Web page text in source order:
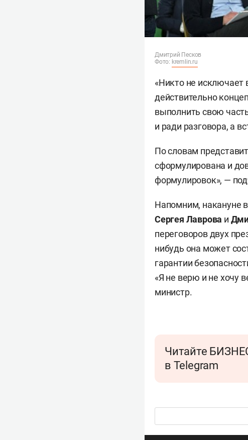
Дмитрий Песков
Фото: kremlin.ru
«Никто не исключает
действительно
выполнить свою
и ради разговора, а
По словам
сформулирована и
формулировок», —
Напомним, накануне
Сергея Лаврова и
переговоров двух
нибудь она может
гарантии
«Я не верю и не хочу
министр.
Читайте
в Telegram